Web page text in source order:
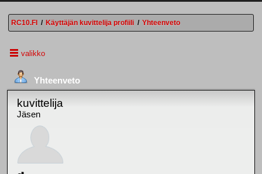
RC10.FI / Käyttäjän kuvittelija profiili / Yhteenveto
valikko
Yhteenveto
kuvittelija
Jäsen